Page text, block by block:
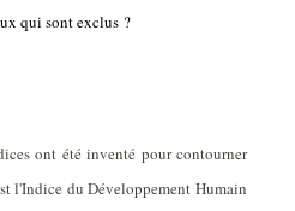
qui sont exclus ?
ont été inventé pour contourner
l'Indice du Développement Humain